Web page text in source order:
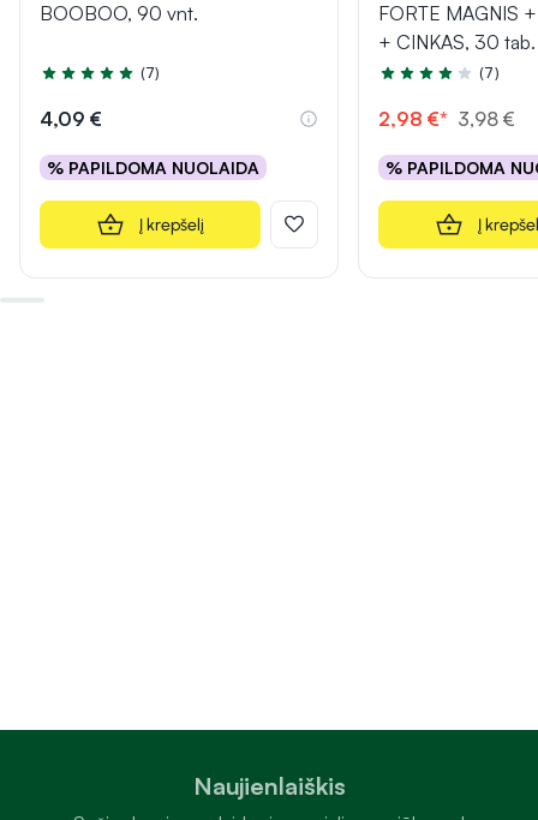
BOOBOO, 90 vnt.
Įvertinimas 4.7 iš 5
(7)
4,09 €
% PAPILDOMA NUOLAIDA
Į krepšelį
FORTE MAGNIS
+ CINKAS, 30 tab.
Įvertinimas 4.4 iš 5
(7)
2,98 €* 3,98 €
% PAPILDOMA
Į
Naujienlaiškis